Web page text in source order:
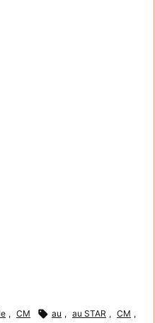
, CM  au , au STAR , CM ,